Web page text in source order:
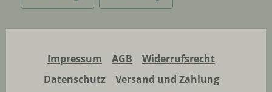
Impressum AGB
Widerrufsrecht
Datenschutz
Versand und Zahlung